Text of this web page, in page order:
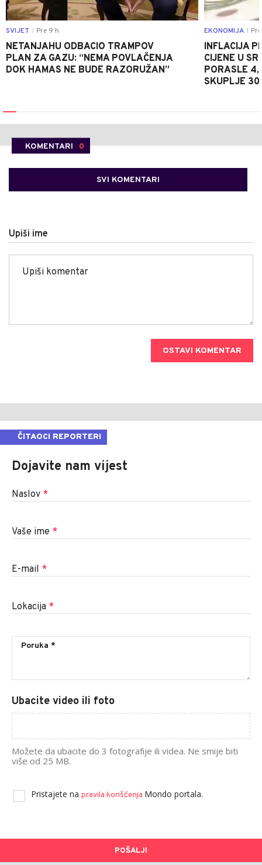
SVIJET Pre 9 h
NETANJAHU ODBACIO TRAMPOV
PLAN ZA GAZU: “NEMA POVLAČENJA
DOK HAMAS NE BUDE RAZORUŽAN”
EKONOMIJA
INFLACIJA
CIJENE U
PORASLE
SKUPLJE 30
KOMENTARI 0
SVI KOMENTARI
Upiši ime
OSTAVI KOMENTAR
ČITAOCI REPORTERI
Dojavite nam vijest
Naslov *
Vaše ime *
E-mail *
Lokacija *
Ubacite video ili foto
Možete da ubacite do 3 fotografije ili videa. Ne smije biti
više od 25 MB.
Pristajete na pravila korišćenja Mondo portala.
POŠALJI